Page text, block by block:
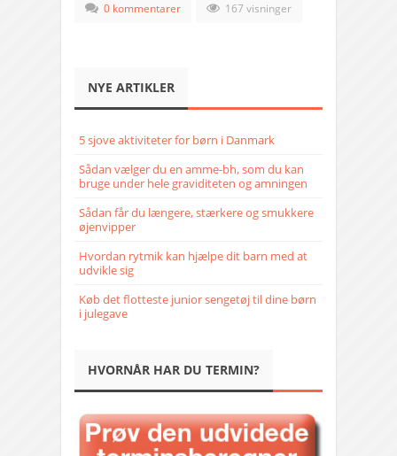
0 kommentarer 167 visninger
NYE ARTIKLER
5 sjove aktiviteter for børn i Danmark
Sådan vælger du en amme-bh, som du kan
bruge under hele graviditeten og amningen
Sådan får du længere, stærkere og smukkere
øjenvipper
Hvordan rytmik kan hjælpe dit barn med at
udvikle sig
Køb det flotteste junior sengetøj til dine børn
i julegave
HVORNÅR HAR DU TERMIN?